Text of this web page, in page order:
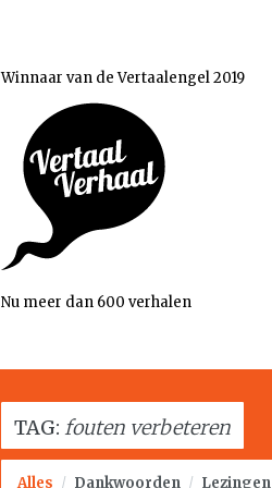
Winnaar van de Vertaalengel 2019
Nu meer dan 600 verhalen
TAG: fouten verbeteren
Alles / Dankwoorden / Lezingen